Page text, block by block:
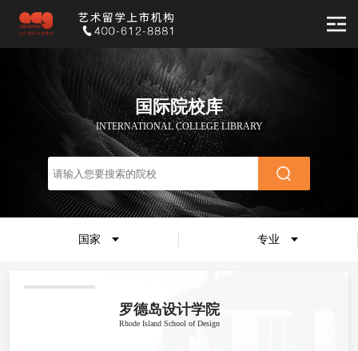
国际院校库
INTERNATIONAL COLLEGE LIBRARY
国家 专业
罗德岛设计学院
Rhode Island School of Design